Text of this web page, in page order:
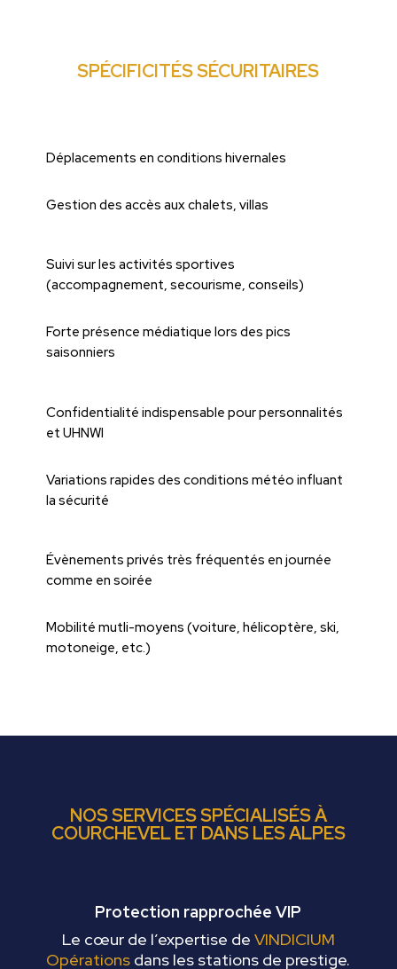
SPÉCIFICITÉS SÉCURITAIRES
Déplacements en conditions hivernales
Gestion des accès aux chalets, villas
Suivi sur les activités sportives
(accompagnement, secourisme, conseils)
Forte présence médiatique lors des pics
saisonniers
Confidentialité indispensable pour personnalités
et UHNWI
Variations rapides des conditions météo influant
la sécurité
Évènements privés très fréquentés en journée
comme en soirée
Mobilité mutli-moyens (voiture, hélicoptère, ski,
motoneige, etc.)
NOS SERVICES SPÉCIALISÉS À
COURCHEVEL ET DANS LES ALPES
Protection rapprochée VIP
Le cœur de l’expertise de VINDICIUM
Opérations dans les stations de prestige.